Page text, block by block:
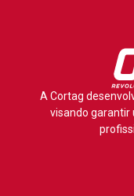
A Cortag
visando garantir